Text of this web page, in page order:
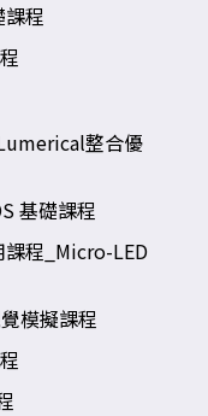
程
整合優
基礎課程
程_Micro-LED
模擬課程